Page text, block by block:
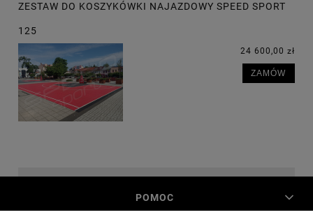
ZESTAW DO KOSZYKÓWKI NAJAZDOWY SPEED SPORT
125
24 600,00 zł
ZAMÓW
POMOC